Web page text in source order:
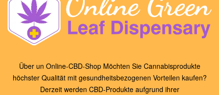
Über un Online-CBD-Shop Möchten Sie Cannabisprodukte
höchster Qualität mit gesundheitsbezogenen Vorteilen kaufen?
Derzeit werden CBD-Produkte aufgrund ihrer